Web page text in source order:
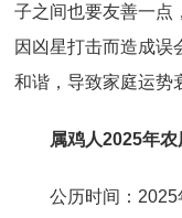
子之间也要友善一点
因凶星打击而造成误
和谐，导致家庭运势
属鸡人2025年
公历时间：2025